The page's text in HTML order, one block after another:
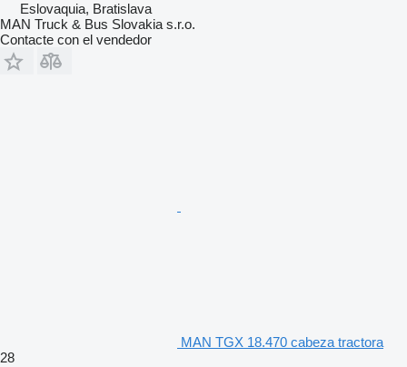
Eslovaquia, Bratislava
MAN Truck & Bus Slovakia s.r.o.
Contacte con el vendedor
MAN TGX 18.470 cabeza tractora
28